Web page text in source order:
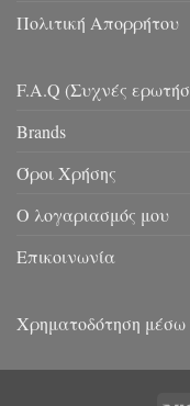
Πολιτική Απορρήτου
F.A.Q (Συχνές
Brands
Όροι Χρήσης
Ο λογαριασμός μου
Επικοινωνία
Χρηματοδότηση μέσω